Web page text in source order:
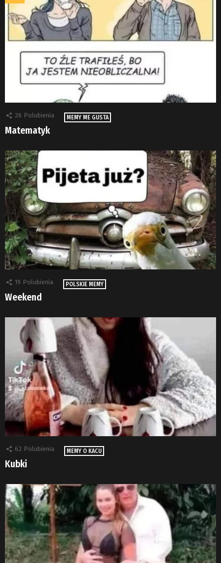
26 Polubienia MEMY ME GUSTA
Matematyk
19 Polubienia POLSKIE MEMY
Weekend
62 Polubienia MEMY O KACU
Kubki